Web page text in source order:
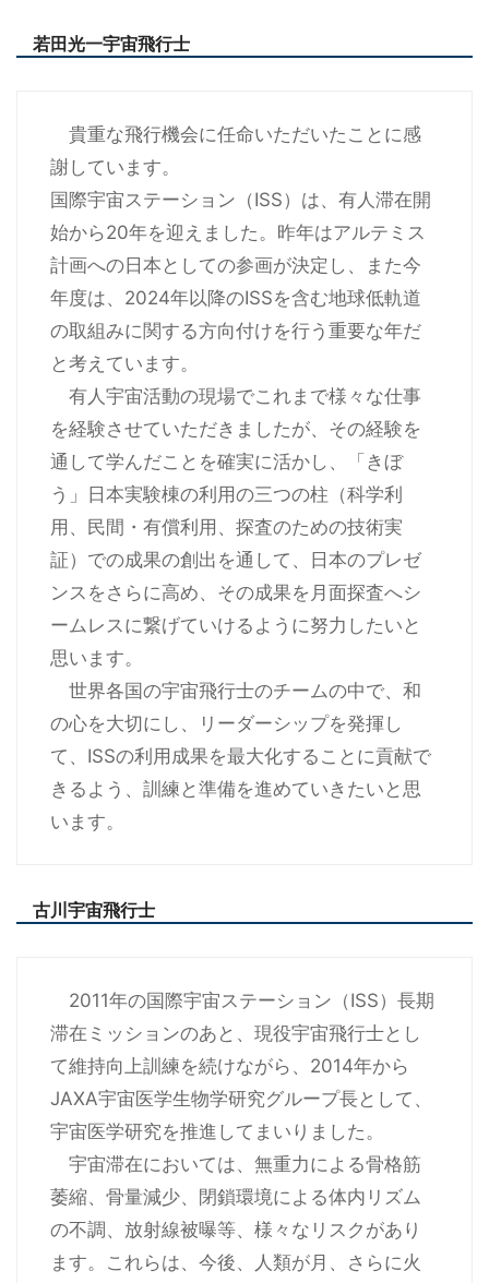
若田光一宇宙飛行士
貴重な飛行機会に任命いただいたことに感
謝しています。
国際宇宙ステーション（ISS）は、有人滞在開
始から20年を迎えました。昨年はアルテミス
計画への日本としての参画が決定し、また今
年度は、2024年以降のISSを含む地球低軌道
の取組みに関する方向付けを行う重要な年だ
と考えています。
有人宇宙活動の現場でこれまで様々な仕事
を経験させていただきましたが、その経験を
通して学んだことを確実に活かし、「きぼ
う」日本実験棟の利用の三つの柱（科学利
用、民間・有償利用、探査のための技術実
証）での成果の創出を通して、日本のプレゼ
ンスをさらに高め、その成果を月面探査へシ
ームレスに繋げていけるように努力したいと
思います。
世界各国の宇宙飛行士のチームの中で、和
の心を大切にし、リーダーシップを発揮し
て、ISSの利用成果を最大化することに貢献で
きるよう、訓練と準備を進めていきたいと思
います。
古川宇宙飛行士
2011年の国際宇宙ステーション（ISS）長期
滞在ミッションのあと、現役宇宙飛行士とし
て維持向上訓練を続けながら、2014年から
JAXA宇宙医学生物学研究グループ長として、
宇宙医学研究を推進してまいりました。
宇宙滞在においては、無重力による骨格筋
萎縮、骨量減少、閉鎖環境による体内リズム
の不調、放射線被曝等、様々なリスクがあり
ます。これらは、今後、人類が月、さらに火